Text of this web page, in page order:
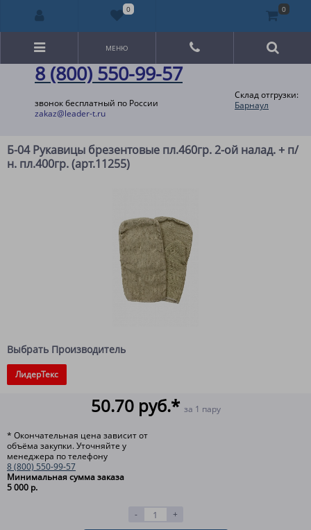
8 (800) 550-99-57
звонок бесплатный по России
zakaz@leader-t.ru
Склад отгрузки:
Барнаул
МЕНЮ
Б-04 Рукавицы брезентовые пл.460гр. 2-ой налад. + п/
н. пл.400гр. (арт.11255)
Выбрать Производитель
ЛидерТекс
50.70 руб.* за 1 пару
* Окончательная цена зависит от
объёма закупки. Уточняйте у
менеджера по телефону
8 (800) 550-99-57
Минимальная сумма заказа
5 000 р.
- +
0 0